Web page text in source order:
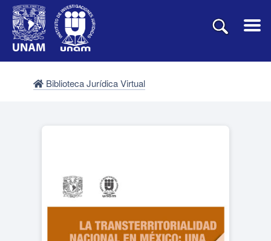
Biblioteca Jurídica Virtual